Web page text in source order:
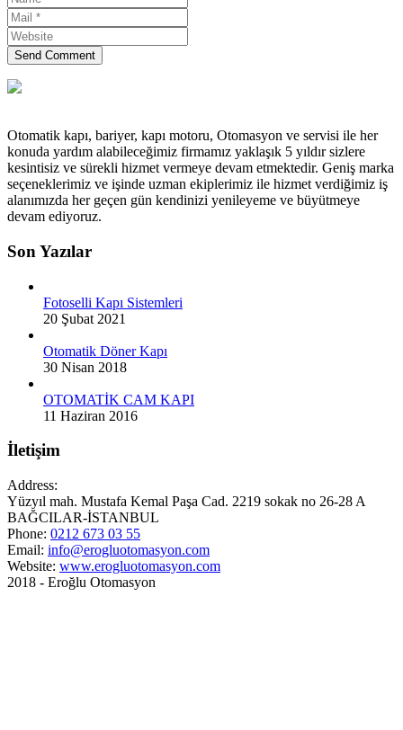
Send Comment
Otomatik kapı, bariyer, kapı motoru, Otomasyon ve servisi ile her
konuda yardım alabileceğimiz firmamız yaklaşık 5 yıldır sizlere
kesintisiz ve sürekli hizmet vermeye devam etmektedir. Geniş marka
seçeneklerimiz ve işinde uzman ekiplerimiz ile hizmet verdiğimiz iş
alanımızda her geçen gün kendinizi yenileyeme ve büyütmeye
devam ediyoruz.
Son Yazılar
Fotoselli Kapı Sistemleri
20 Şubat 2021
Otomatik Döner Kapı
30 Nisan 2018
OTOMATİK CAM KAPI
11 Haziran 2016
İletişim
Address:
Yüzyıl mah. Mustafa Kemal Paşa Cad. 2219 sokak no 26-28 A
BAĞCILAR-İSTANBUL
Phone: 0212 673 03 55
Email: info@erogluotomasyon.com
Website: www.erogluotomasyon.com
2018 - Eroğlu Otomasyon